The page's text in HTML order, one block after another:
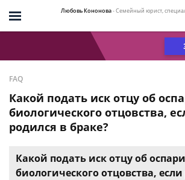
Любовь Кононова- Семейный юрист,
FAQ
Какой подать иск отцу об
биологического отцовства,
родился в браке?
Какой подать иск отцу об
биологического отцовства,